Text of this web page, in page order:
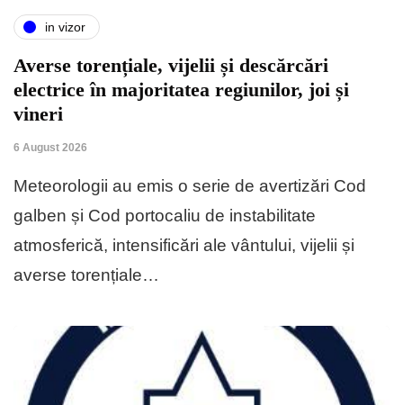
in vizor
Averse torențiale, vijelii și descărcări
electrice în majoritatea regiunilor, joi și
vineri
6 August 2026
Meteorologii au emis o serie de avertizări Cod
galben și Cod portocaliu de instabilitate
atmosferică, intensificări ale vântului, vijelii și
averse torențiale…